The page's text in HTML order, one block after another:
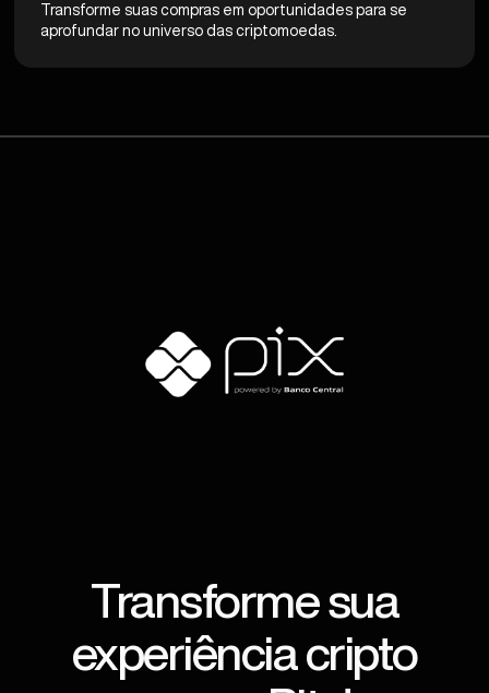
Transforme suas compras em oportunidades para se
aprofundar no universo das criptomoedas.
Transforme sua
experiência cripto